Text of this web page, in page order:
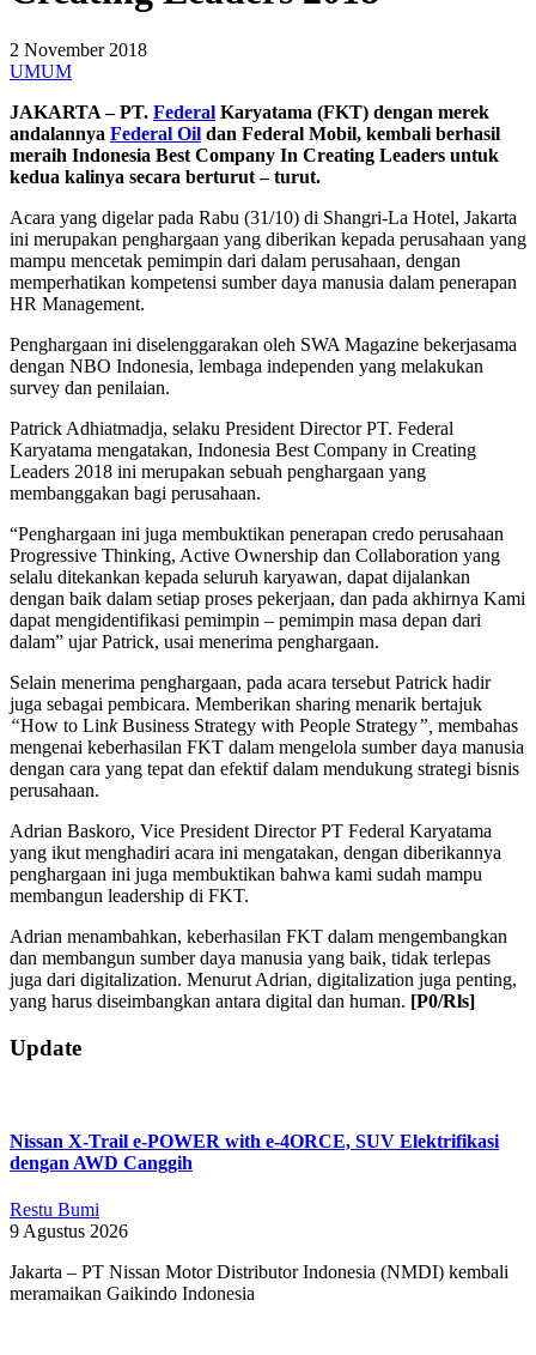
2 November 2018
UMUM
JAKARTA – PT. Federal Karyatama (FKT) dengan merek
andalannya Federal Oil dan Federal Mobil, kembali berhasil
meraih Indonesia Best Company In Creating Leaders untuk
kedua kalinya secara berturut – turut.
Acara yang digelar pada Rabu (31/10) di Shangri-La Hotel, Jakarta
ini merupakan penghargaan yang diberikan kepada perusahaan yang
mampu mencetak pemimpin dari dalam perusahaan, dengan
memperhatikan kompetensi sumber daya manusia dalam penerapan
HR Management.
Penghargaan ini diselenggarakan oleh SWA Magazine bekerjasama
dengan NBO Indonesia, lembaga independen yang melakukan
survey dan penilaian.
Patrick Adhiatmadja, selaku President Director PT. Federal
Karyatama mengatakan, Indonesia Best Company in Creating
Leaders 2018 ini merupakan sebuah penghargaan yang
membanggakan bagi perusahaan.
“Penghargaan ini juga membuktikan penerapan credo perusahaan
Progressive Thinking, Active Ownership dan Collaboration yang
selalu ditekankan kepada seluruh karyawan, dapat dijalankan
dengan baik dalam setiap proses pekerjaan, dan pada akhirnya Kami
dapat mengidentifikasi pemimpin – pemimpin masa depan dari
dalam” ujar Patrick, usai menerima penghargaan.
Selain menerima penghargaan, pada acara tersebut Patrick hadir
juga sebagai pembicara. Memberikan sharing menarik bertajuk
“How to LinkBusiness Strategy with People Strategy”, membahas
mengenai keberhasilan FKT dalam mengelola sumber daya manusia
dengan cara yang tepat dan efektif dalam mendukung strategi bisnis
perusahaan.
Adrian Baskoro, Vice President Director PT Federal Karyatama
yang ikut menghadiri acara ini mengatakan, dengan diberikannya
penghargaan ini juga membuktikan bahwa kami sudah mampu
membangun leadership di FKT.
Adrian menambahkan, keberhasilan FKT dalam mengembangkan
dan membangun sumber daya manusia yang baik, tidak terlepas
juga dari digitalization. Menurut Adrian, digitalization juga penting,
yang harus diseimbangkan antara digital dan human. [P0/Rls]
2018-
11-
Update
Nissan X-Trail e-POWER with e-4ORCE, SUV Elektrifikasi
dengan AWD Canggih
Restu Bumi
9 Agustus 2026
Jakarta – PT Nissan Motor Distributor Indonesia (NMDI) kembali
meramaikan Gaikindo Indonesia